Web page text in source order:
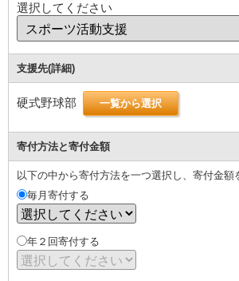
選択してください
支援先(詳細)
硬式野球部 一覧から選択
寄付方法と寄付金額
以下の中から寄付方法を一つ選択し、寄付金額
毎月寄付する
年２回寄付する